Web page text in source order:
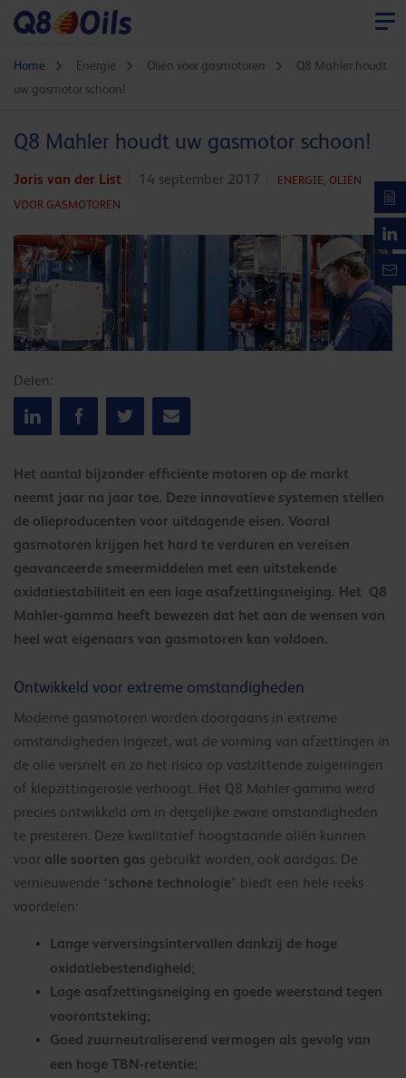
Home Energie Oliën voor gasmotoren
Q8 Mahler houdt
uw gasmotor schoon!
Q8 Mahler houdt uw gasmotor schoon!
Joris van der List 14 september 2017 ENERGIE, OLIËN
VOOR GASMOTOREN
Delen:
Het aantal bijzonder efficiënte motoren op de markt
neemt jaar na jaar toe. Deze innovatieve systemen stellen
de olieproducenten voor uitdagende eisen. Vooral
gasmotoren krijgen het hard te verduren en vereisen
geavanceerde smeermiddelen met een uitstekende
oxidatiestabiliteit en een lage asafzettingsneiging. Het Q8
Mahler-gamma heeft bewezen dat het aan de wensen van
heel wat eigenaars van gasmotoren kan voldoen.
Ontwikkeld voor extreme omstandigheden
Moderne gasmotoren worden doorgaans in extreme
omstandigheden ingezet, wat de vorming van afzettingen in
de olie versnelt en zo het risico op vastzittende zuigerringen
of klepzittingerosie verhoogt. Het Q8 Mahler-gamma werd
precies ontwikkeld om in dergelijke zware omstandigheden
te presteren. Deze kwalitatief hoogstaande oliën kunnen
voor alle soorten gas gebruikt worden, ook aardgas. De
vernieuwende ‘schone technologie’ biedt een hele reeks
voordelen:
Lange verversingsintervallen dankzij de hoge
oxidatiebestendigheid;
Lage asafzettingsneiging en goede weerstand tegen
voorontsteking;
Goed zuurneutraliserend vermogen als gevolg van
een hoge TBN-retentie;